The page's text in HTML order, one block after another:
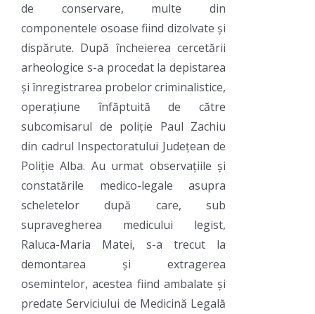
de conservare, multe din
componentele osoase fiind dizolvate și
dispărute. După încheierea cercetării
arheologice s-a procedat la depistarea
și înregistrarea probelor criminalistice,
operațiune înfăptuită de către
subcomisarul de poliție Paul Zachiu
din cadrul Inspectoratului Județean de
Poliție Alba. Au urmat observațiile și
constatările medico-legale asupra
scheletelor după care, sub
supravegherea medicului legist,
Raluca-Maria Matei, s-a trecut la
demontarea și extragerea
osemintelor, acestea fiind ambalate și
predate Serviciului de Medicină Legală